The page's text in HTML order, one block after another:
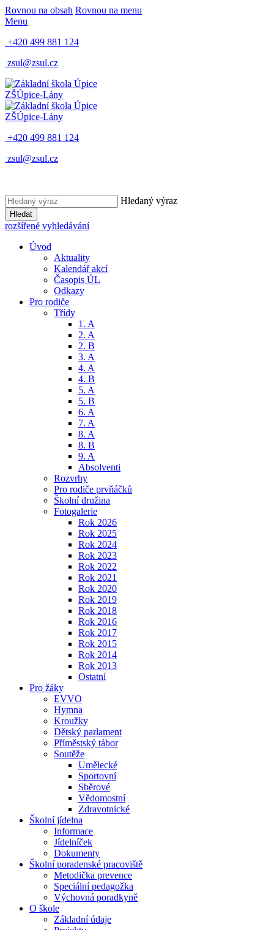
Rovnou na obsah Rovnou na menu
Menu
+420 499 881 124
zsul@zsul.cz
ZŠÚpice-Lány
ZŠÚpice-Lány
+420 499 881 124
zsul@zsul.cz
Hledaný výraz
Hledat
rozšířené vyhledávání
Úvod
Aktuality
Kalendář akcí
Časopis ÚL
Odkazy
Pro rodiče
Třídy
1. A
2. A
2. B
3. A
4. A
4. B
5. A
5. B
6. A
7. A
8. A
8. B
9. A
Absolventi
Rozvrhy
Pro rodiče prvňáčků
Školní družina
Fotogalerie
Rok 2026
Rok 2025
Rok 2024
Rok 2023
Rok 2022
Rok 2021
Rok 2020
Rok 2019
Rok 2018
Rok 2016
Rok 2017
Rok 2015
Rok 2014
Rok 2013
Ostatní
Pro žáky
EVVO
Hymna
Kroužky
Dětský parlament
Příměstský tábor
Soutěže
Umělecké
Sportovní
Sběrové
Vědomostní
Zdravotnické
Školní jídelna
Informace
Jídelníček
Dokumenty
Školní poradenské pracoviště
Metodička prevence
Speciální pedagožka
Výchovná poradkyně
O škole
Základní údaje